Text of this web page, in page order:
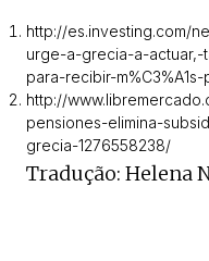
http://es.investing.com/
urge-a-grecia-a-actuar,-
para-recibir-
http://
pensiones-elimina-
grecia-1276558238/
Tradução: Helena